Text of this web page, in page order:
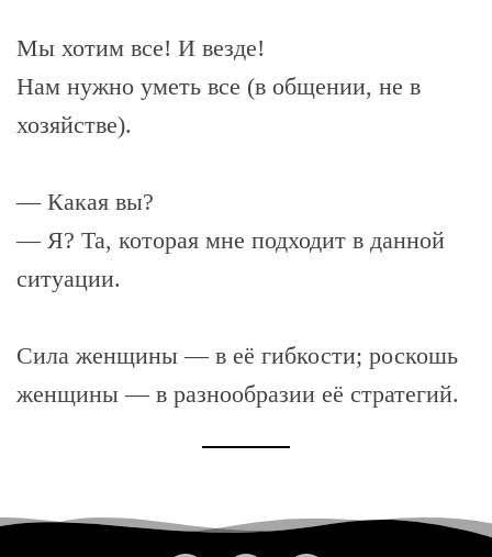
Мы хотим все! И везде!
Нам нужно уметь все (в общении, не в
хозяйстве).
— Какая вы?
— Я? Та, которая мне подходит в данной
ситуации.
Сила женщины — в её гибкости; роскошь
женщины — в разнообразии её стратегий.